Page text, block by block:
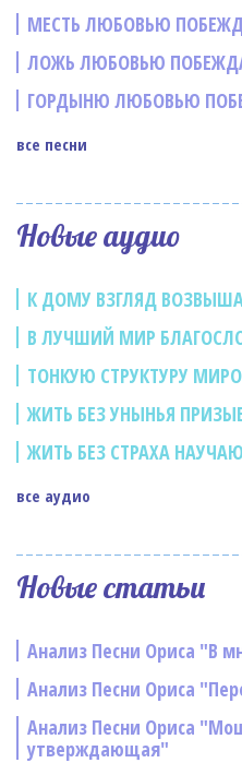
МЕСТЬ ЛЮБОВЬЮ
ЛОЖЬ ЛЮБОВЬЮ
ГОРДЫНЮ ЛЮБОВЬЮ
все песни
Новые аудио
К ДОМУ ВЗГЛЯД
В ЛУЧШИЙ МИР
ТОНКУЮ СТРУКТУРУ
ЖИТЬ БЕЗ УНЫНЬЯ
ЖИТЬ БЕЗ СТРАХА
все аудио
Новые статьи
Анализ Песни Ориса "В
Анализ Песни Ориса
Анализ Песни Ориса
утверждающая"